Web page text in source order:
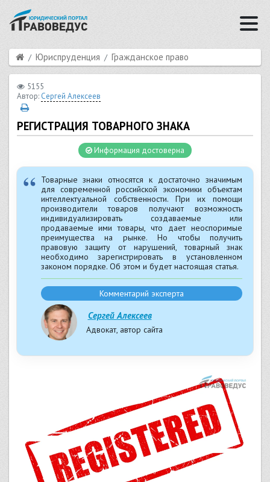
Юриспруденция Гражданское право
5155
Автор: Сергей Алексеев
РЕГИСТРАЦИЯ ТОВАРНОГО ЗНАКА
Информация достоверна
Товарные знаки относятся к достаточно значимым
для современной российской экономики объектам
интеллектуальной собственности. При их помощи
производители товаров получают возможность
индивидуализировать создаваемые или
продаваемые ими товары, что дает неоспоримые
преимущества на рынке. Но чтобы получить
правовую защиту от нарушений, товарный знак
необходимо зарегистрировать в установленном
законом порядке. Об этом и будет настоящая статья.
Сергей Алексеев
Адвокат, автор сайта
Комментарий эксперта